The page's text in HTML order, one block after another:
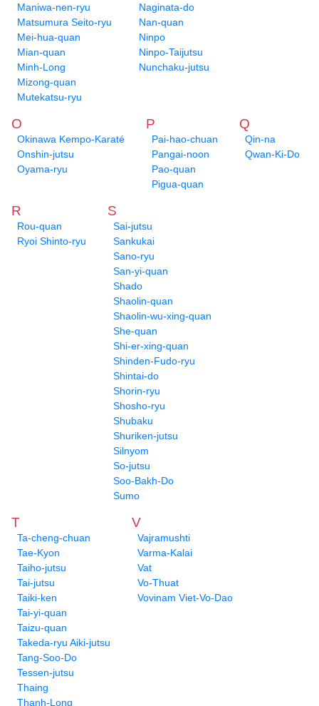
Maniwa-nen-ryu
Matsumura Seito-ryu
Mei-hua-quan
Mian-quan
Minh-Long
Mizong-quan
Mutekatsu-ryu
Naginata-do
Nan-quan
Ninpo
Ninpo-Taijutsu
Nunchaku-jutsu
O
Okinawa Kempo-Karaté
Onshin-jutsu
Oyama-ryu
P
Pai-hao-chuan
Pangai-noon
Pao-quan
Pigua-quan
Q
Qin-na
Qwan-Ki-Do
R
Rou-quan
Ryoi Shinto-ryu
S
Sai-jutsu
Sankukai
Sano-ryu
San-yi-quan
Shado
Shaolin-quan
Shaolin-wu-xing-quan
She-quan
Shi-er-xing-quan
Shinden-Fudo-ryu
Shintai-do
Shorin-ryu
Shosho-ryu
Shubaku
Shuriken-jutsu
Silnyom
So-jutsu
Soo-Bakh-Do
Sumo
T
Ta-cheng-chuan
Tae-Kyon
Taiho-jutsu
Tai-jutsu
Taiki-ken
Tai-yi-quan
Taizu-quan
Takeda-ryu Aiki-jutsu
Tang-Soo-Do
Tessen-jutsu
Thaing
Thanh-Long
V
Vajramushti
Varma-Kalai
Vat
Vo-Thuat
Vovinam Viet-Vo-Dao